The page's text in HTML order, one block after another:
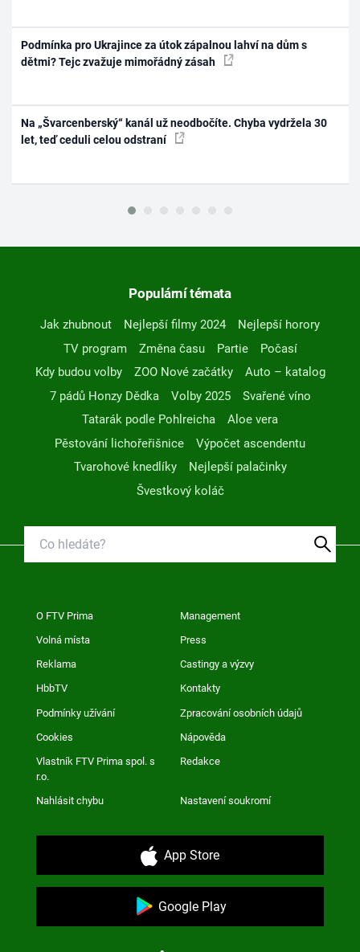
Podmínka pro Ukrajince za útok zápalnou lahví na dům s
dětmi? Tejc zvažuje mimořádný zásah
Na „Švarcenberský“ kanál už neodbočíte. Chyba vydržela 30
let, teď ceduli celou odstraní
Populární témata
Jak zhubnout Nejlepší filmy 2024
Nejlepší horory
TV program
Změna času Partie
Počasí
Kdy budou volby
ZOO Nové začátky
Auto – katalog
7 pádů Honzy Dědka
Volby 2025
Svařené víno
Tatarák podle Pohlreicha
Aloe vera
Pěstování lichořeřišnice
Výpočet ascendentu
Tvarohové knedlíky
Nejlepší palačinky
Švestkový koláč
O FTV Prima Management
Volná místa Press
Reklama Castingy a výzvy
HbbTV Kontakty
Podmínky užívání Zpracování osobních údajů
Cookies Nápověda
Vlastník FTV Prima spol. s
r.o.
Redakce
Nahlásit chybu Nastavení soukromí
App Store
Google Play